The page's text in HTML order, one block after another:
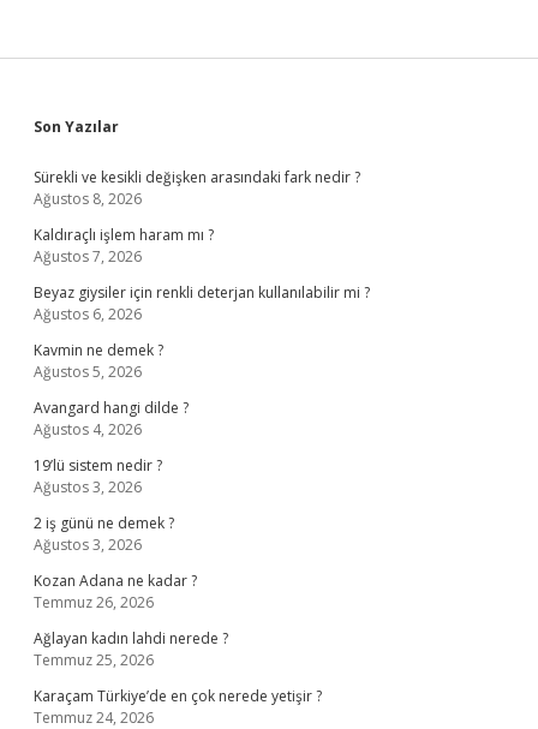
Sidebar
Son Yazılar
Sürekli ve kesikli değişken arasındaki fark nedir ?
Ağustos 8, 2026
Kaldıraçlı işlem haram mı ?
Ağustos 7, 2026
Beyaz giysiler için renkli deterjan kullanılabilir mi ?
Ağustos 6, 2026
Kavmin ne demek ?
Ağustos 5, 2026
Avangard hangi dilde ?
Ağustos 4, 2026
19’lü sistem nedir ?
Ağustos 3, 2026
2 iş günü ne demek ?
Ağustos 3, 2026
Kozan Adana ne kadar ?
Temmuz 26, 2026
Ağlayan kadın lahdi nerede ?
Temmuz 25, 2026
Karaçam Türkiye’de en çok nerede yetişir ?
Temmuz 24, 2026